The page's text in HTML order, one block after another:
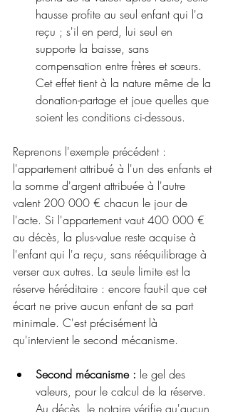
hausse profite au seul enfant qui l'a
reçu ; s'il en perd, lui seul en
supporte la baisse, sans
compensation entre frères et sœurs.
Cet effet tient à la nature même de la
donation-partage et joue quelles que
soient les conditions ci-dessous.
Reprenons l'exemple précédent :
l'appartement attribué à l'un des enfants et
la somme d'argent attribuée à l'autre
valent 200 000 € chacun le jour de
l'acte. Si l'appartement vaut 400 000 €
au décès, la plus-value reste acquise à
l'enfant qui l'a reçu, sans rééquilibrage à
verser aux autres. La seule limite est la
réserve héréditaire : encore faut-il que cet
écart ne prive aucun enfant de sa part
minimale. C'est précisément là
qu'intervient le second mécanisme.
Second mécanisme : le gel des
valeurs, pour le calcul de la réserve.
Au décès, le notaire vérifie qu'aucun